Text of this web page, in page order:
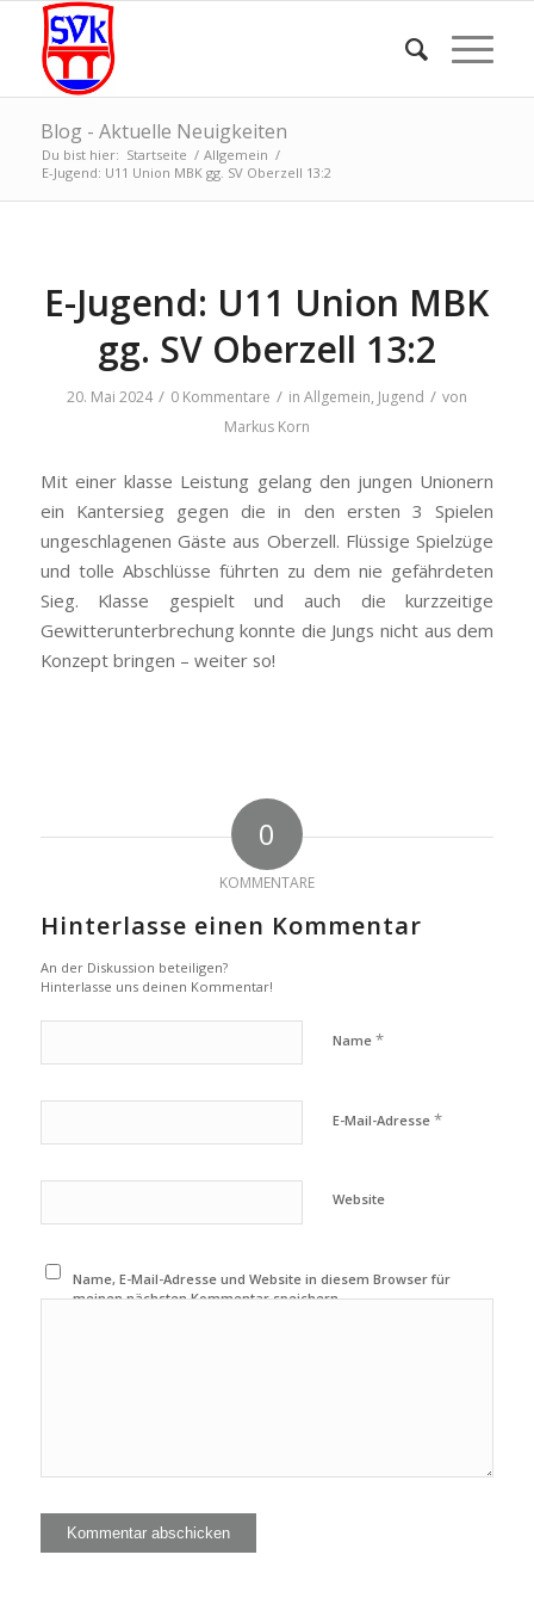
Blog - Aktuelle Neuigkeiten
Du bist hier: Startseite / Allgemein /
E-Jugend: U11 Union MBK gg. SV Oberzell 13:2
E-Jugend: U11 Union MBK
gg. SV Oberzell 13:2
20. Mai 2024 / 0 Kommentare / in Allgemein, Jugend / von
Markus Korn
Mit einer klasse Leistung gelang den jungen Unionern
ein Kantersieg gegen die in den ersten 3 Spielen
ungeschlagenen Gäste aus Oberzell. Flüssige Spielzüge
und tolle Abschlüsse führten zu dem nie gefährdeten
Sieg. Klasse gespielt und auch die kurzzeitige
Gewitterunterbrechung konnte die Jungs nicht aus dem
Konzept bringen – weiter so!
0
KOMMENTARE
Hinterlasse einen Kommentar
An der Diskussion beteiligen?
Hinterlasse uns deinen Kommentar!
Name *
E-Mail-Adresse *
Website
Name, E-Mail-Adresse und Website in diesem Browser für
meinen nächsten Kommentar speichern.